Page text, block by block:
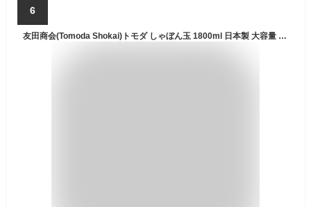
6
友田商会(Tomoda Shokai)トモダ しゃぼん玉 1800ml 日本製 大容量 シャボン玉液 補充液